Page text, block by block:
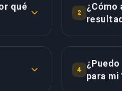
qué
totales
2
¿Cómo
de RR,
basado en
4
para mi